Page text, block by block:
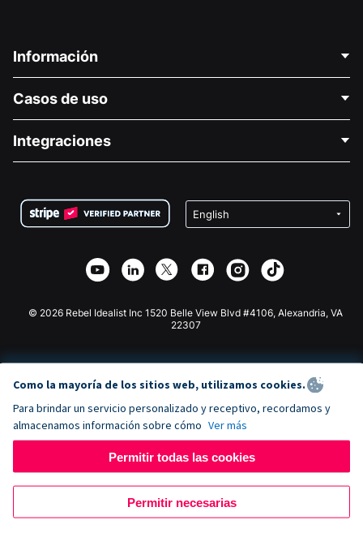
Información
Acerca de nosotros
Carreras
Privacidad
Asociación de afiliados
Casos de uso
Recaudación de fondos para fines médicos
Recaudación de fondos para escuelas
Integraciones
Plugin de donaciones de Wix
Aplicación de donaciones de Webflow
Donaciones de Joomla
© 2026 Rebel Idealist Inc 1520 Belle View Blvd #4106, Alexandria, VA
22307
Como la mayoría de los sitios web, utilizamos cookies.
Para brindar un servicio personalizado y receptivo, recordamos y
almacenamos información sobre cómo Ver más
Permitir todas las cookies
Permitir necesarias